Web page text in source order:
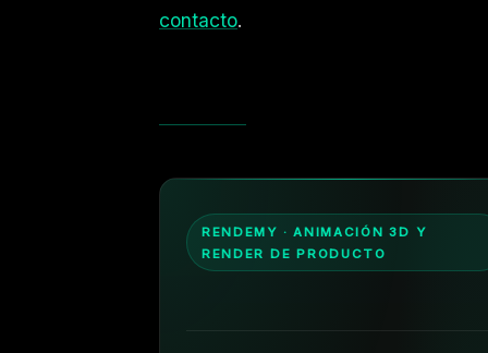
contacto.
RENDEMY · ANIMACIÓN 3D Y
RENDER DE PRODUCTO